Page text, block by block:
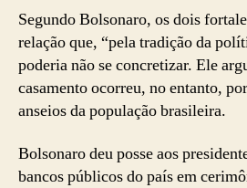
Segundo Bolsonaro, os dois
relação que, “pela tradição da
poderia não se concretizar. Ele
casamento ocorreu, no entanto,
anseios da população brasileira.
Bolsonaro deu posse aos
bancos públicos do país em